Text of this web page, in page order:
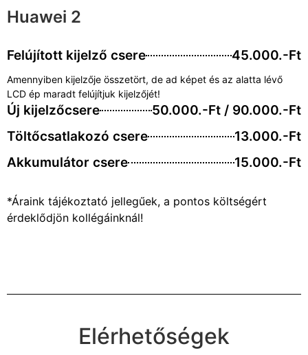
Huawei 2
Felújított kijelző csere 45.000.-Ft
Amennyiben kijelzője összetört, de ad képet és az alatta lévő
LCD ép maradt felújítjuk kijelzőjét!
Új kijelzőcsere
50.000.-Ft / 90.000.-Ft
Töltőcsatlakozó csere
13.000.-Ft
Akkumulátor csere
15.000.-Ft
*Áraink tájékoztató jellegűek, a pontos költségért
érdeklődjön kollégáinknál!
Elérhetőségek